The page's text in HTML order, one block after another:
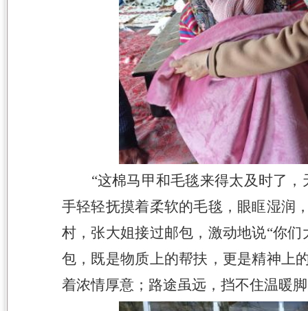
“这棉马甲和毛毯来得太及时了
手轻轻抚摸着柔软的毛毯，眼眶湿润
村，张大姐接过邮包，激动地说“你
包，既是物质上的帮扶，更是精神上
着浓情厚意；路途虽远，挡不住温暖